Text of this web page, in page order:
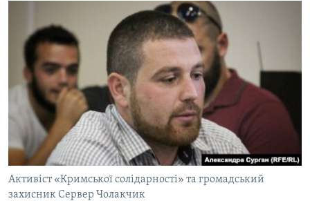
Активіст «Кримської солідарності» та громадський
захисник Сервер Чолакчик